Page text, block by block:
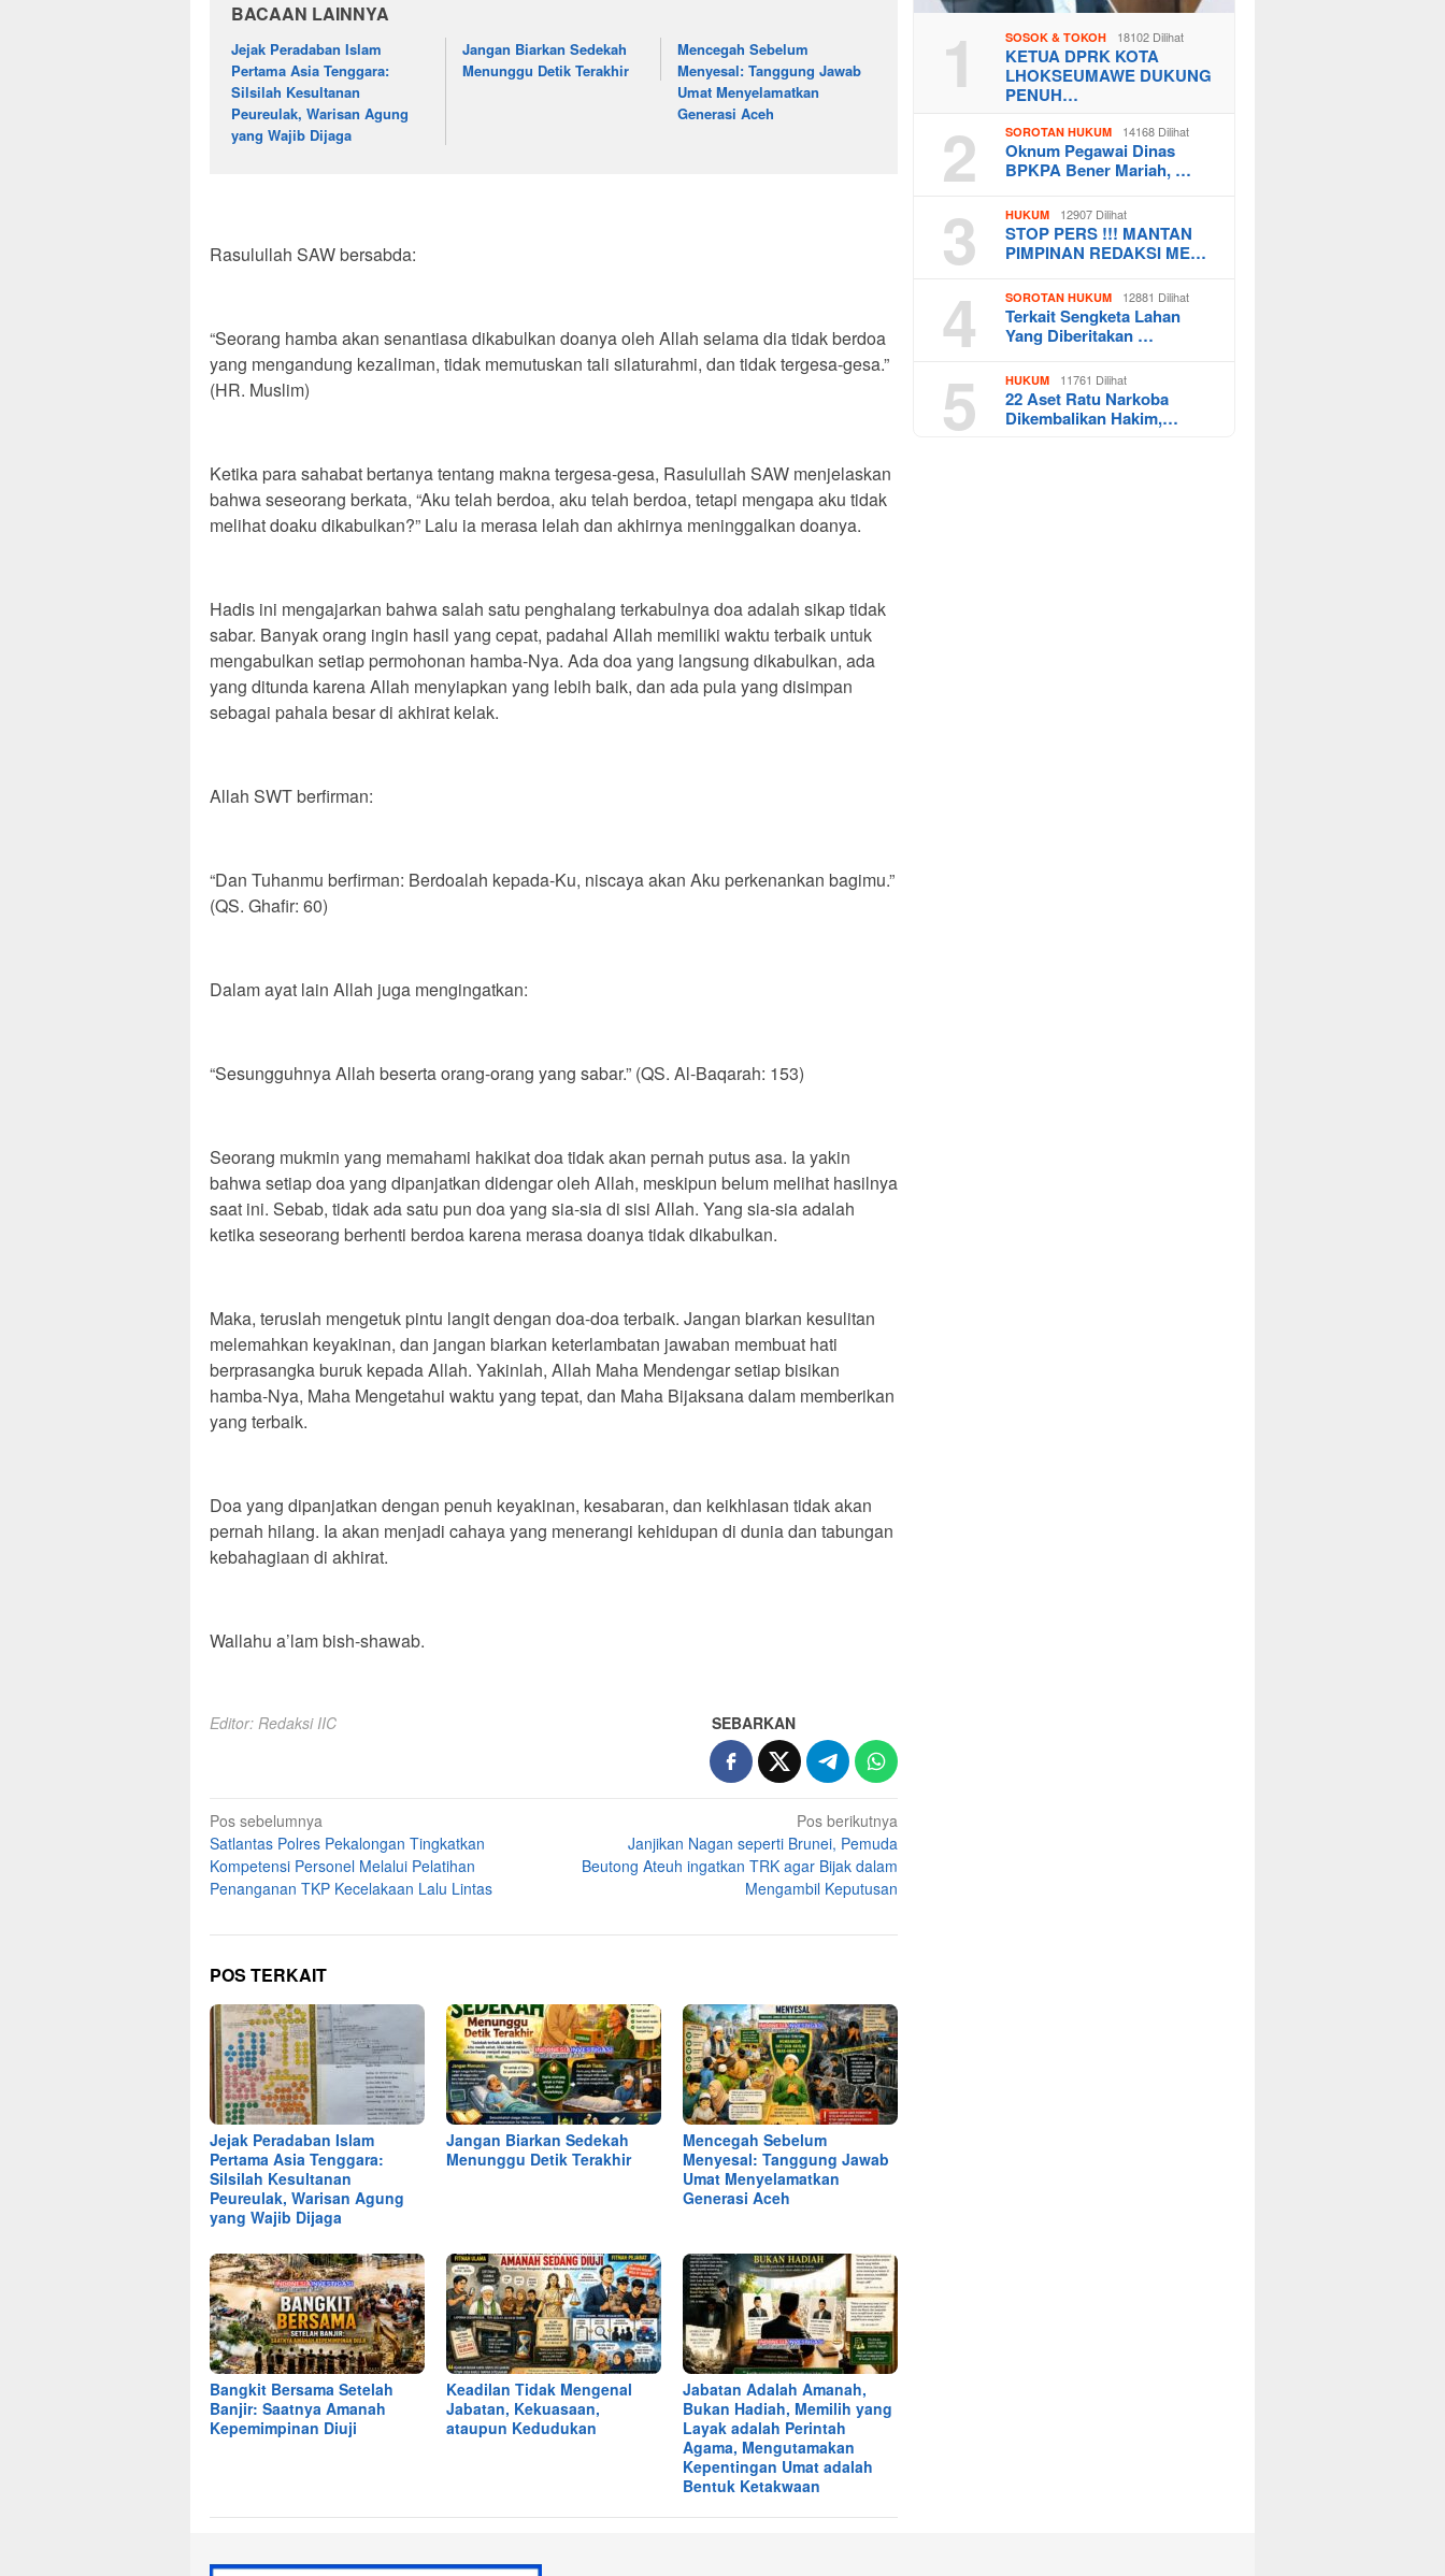
BACAAN LAINNYA
Jejak Peradaban Islam
Pertama Asia Tenggara:
Silsilah Kesultanan
Peureulak, Warisan Agung
yang Wajib Dijaga
Jangan Biarkan Sedekah
Menunggu Detik Terakhir
Mencegah Sebelum
Menyesal: Tanggung Jawab
Umat Menyelamatkan
Generasi Aceh
Rasulullah SAW bersabda:
“Seorang hamba akan senantiasa dikabulkan doanya oleh Allah selama dia tidak berdoa
yang mengandung kezaliman, tidak memutuskan tali silaturahmi, dan tidak tergesa-gesa.”
(HR. Muslim)
Ketika para sahabat bertanya tentang makna tergesa-gesa, Rasulullah SAW menjelaskan
bahwa seseorang berkata, “Aku telah berdoa, aku telah berdoa, tetapi mengapa aku tidak
melihat doaku dikabulkan?” Lalu ia merasa lelah dan akhirnya meninggalkan doanya.
Hadis ini mengajarkan bahwa salah satu penghalang terkabulnya doa adalah sikap tidak
sabar. Banyak orang ingin hasil yang cepat, padahal Allah memiliki waktu terbaik untuk
mengabulkan setiap permohonan hamba-Nya. Ada doa yang langsung dikabulkan, ada
yang ditunda karena Allah menyiapkan yang lebih baik, dan ada pula yang disimpan
sebagai pahala besar di akhirat kelak.
Allah SWT berfirman:
“Dan Tuhanmu berfirman: Berdoalah kepada-Ku, niscaya akan Aku perkenankan bagimu.”
(QS. Ghafir: 60)
Dalam ayat lain Allah juga mengingatkan:
“Sesungguhnya Allah beserta orang-orang yang sabar.” (QS. Al-Baqarah: 153)
Seorang mukmin yang memahami hakikat doa tidak akan pernah putus asa. Ia yakin
bahwa setiap doa yang dipanjatkan didengar oleh Allah, meskipun belum melihat hasilnya
saat ini. Sebab, tidak ada satu pun doa yang sia-sia di sisi Allah. Yang sia-sia adalah
ketika seseorang berhenti berdoa karena merasa doanya tidak dikabulkan.
Maka, teruslah mengetuk pintu langit dengan doa-doa terbaik. Jangan biarkan kesulitan
melemahkan keyakinan, dan jangan biarkan keterlambatan jawaban membuat hati
berprasangka buruk kepada Allah. Yakinlah, Allah Maha Mendengar setiap bisikan
hamba-Nya, Maha Mengetahui waktu yang tepat, dan Maha Bijaksana dalam memberikan
yang terbaik.
Doa yang dipanjatkan dengan penuh keyakinan, kesabaran, dan keikhlasan tidak akan
pernah hilang. Ia akan menjadi cahaya yang menerangi kehidupan di dunia dan tabungan
kebahagiaan di akhirat.
Wallahu a’lam bish-shawab.
Editor: Redaksi IIC SEBARKAN
Navigasi
pos
Pos sebelumnya
Satlantas Polres Pekalongan Tingkatkan
Kompetensi Personel Melalui Pelatihan
Penanganan TKP Kecelakaan Lalu Lintas
Pos berikutnya
Janjikan Nagan seperti Brunei, Pemuda
Beutong Ateuh ingatkan TRK agar Bijak dalam
Mengambil Keputusan
POS TERKAIT
Jejak Peradaban Islam
Pertama Asia Tenggara:
Silsilah Kesultanan
Peureulak, Warisan Agung
yang Wajib Dijaga
Jangan Biarkan Sedekah
Menunggu Detik Terakhir
Mencegah Sebelum
Menyesal: Tanggung Jawab
Umat Menyelamatkan
Generasi Aceh
Bangkit Bersama Setelah
Banjir: Saatnya Amanah
Kepemimpinan Diuji
Keadilan Tidak Mengenal
Jabatan, Kekuasaan,
ataupun Kedudukan
Jabatan Adalah Amanah,
Bukan Hadiah, Memilih yang
Layak adalah Perintah
Agama, Mengutamakan
Kepentingan Umat adalah
Bentuk Ketakwaan
1 SOSOK & TOKOH 18102 Dilihat
KETUA DPRK KOTA
LHOKSEUMAWE DUKUNG
PENUH…
2 SOROTAN HUKUM 14168 Dilihat
Oknum Pegawai Dinas
BPKPA Bener Mariah, …
3 HUKUM 12907 Dilihat
STOP PERS !!! MANTAN
PIMPINAN REDAKSI ME…
4 SOROTAN HUKUM 12881 Dilihat
Terkait Sengketa Lahan
Yang Diberitakan …
5 HUKUM 11761 Dilihat
22 Aset Ratu Narkoba
Dikembalikan Hakim,…